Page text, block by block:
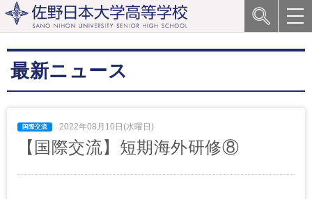
最新ニュース
2022年08月10日(水曜日)
【国際交流】短期海外研修⑧